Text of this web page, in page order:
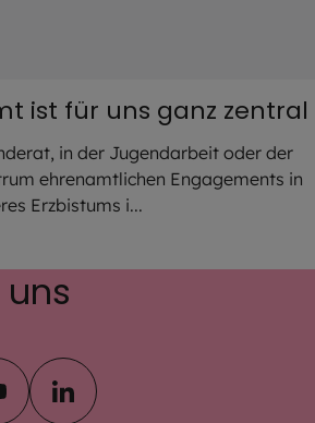
ist für uns ganz zentral
in der Jugendarbeit oder der
ehrenamtlichen Engagements in
Erzbistums i...
uns
linkedin